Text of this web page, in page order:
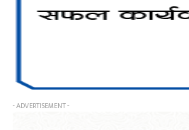
- ADVERTISEMENT -